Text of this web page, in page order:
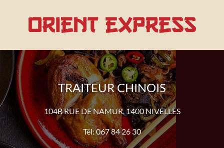
TRAITEUR CHINOIS
104B RUE DE NAMUR, 1400 NIVELLES
Tél: 067 84 26 30